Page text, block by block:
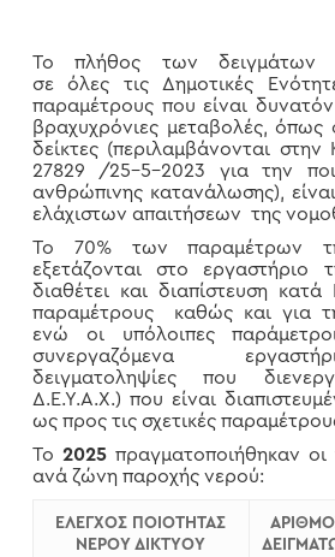
Το πλήθος των δειγμάτων
σε όλες τις Δημοτικές
παραμέτρους που είναι
βραχυχρόνιες μεταβολές, όπως
δείκτες (περιλαμβάνονται
27829 /25-5-2023 για την
ανθρώπινης κατανάλωσης),
ελάχιστων απαιτήσεων της
Το 70% των παραμέτρων
εξετάζονται στο εργαστήριο
διαθέτει και διαπίστευση
παραμέτρους καθώς και για
ενώ οι υπόλοιπες
συνεργαζόμενα
δειγματοληψίες που
Δ.Ε.Υ.Α.Χ.) που είναι
ως προς τις σχετικές
Το 2025πραγματοποιήθηκαν οι
ανά ζώνη παροχής νερού:
EΛΕΓΧΟΣ ΠΟΙΟΤΗΤΑΣ
ΝΕΡΟΥ ΔΙΚΤΥΟΥ